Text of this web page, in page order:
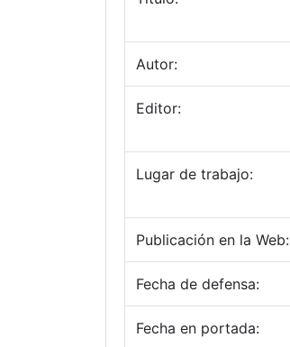
Autor:
Editor:
Lugar de trabajo:
Publicación en la Web:
Fecha de defensa:
Fecha en portada: